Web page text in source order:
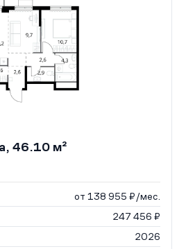
46.10 м²
от 138 955 ₽/мес.
247 456 ₽
2026